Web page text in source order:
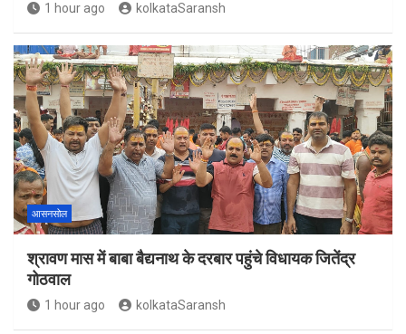
1 hour ago kolkataSaransh
आसनसोल
श्रावण मास में बाबा बैद्यनाथ के दरबार पहुंचे विधायक जितेंद्र
गोठवाल
1 hour ago kolkataSaransh